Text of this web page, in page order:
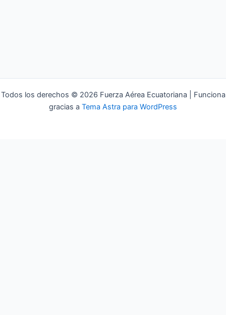
Todos los derechos © 2026 Fuerza Aérea Ecuatoriana | Funciona
gracias a Tema Astra para WordPress